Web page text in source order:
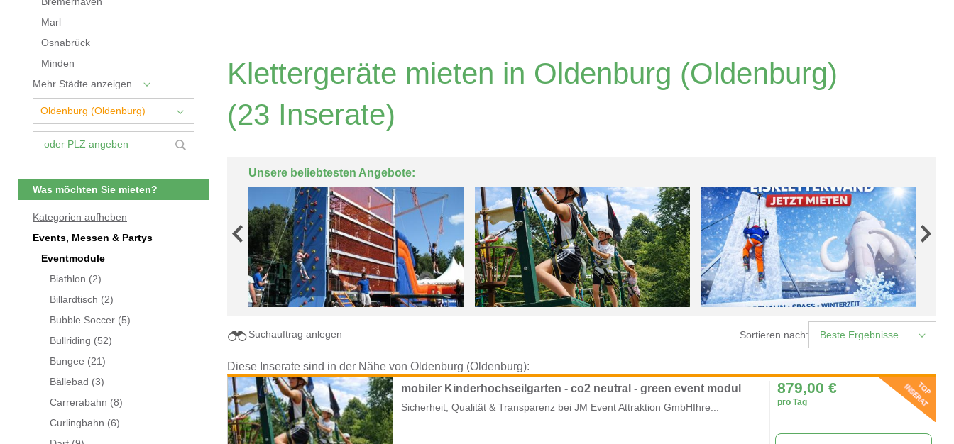
Marl
Osnabrück
Minden
Mehr Städte anzeigen
Was möchten Sie mieten?
Kategorien aufheben
Events, Messen & Partys
Eventmodule
Biathlon (2)
Billardtisch (2)
Bubble Soccer (5)
Bullriding (52)
Bungee (21)
Bällebad (3)
Carrerabahn (8)
Curlingbahn (6)
Klettergeräte mieten in Oldenburg (Oldenburg)
(23 Inserate)
Unsere beliebtesten Angebote:
Sortieren nach: Beste Ergebnisse
Suchauftrag anlegen
Diese Inserate sind in der Nähe von Oldenburg (Oldenburg):
mobiler Kinderhochseilgarten - co2 neutral - green event modul
Sicherheit, Qualität & Transparenz bei JM Event Attraktion GmbHIhre...
879,00 €
pro Tag